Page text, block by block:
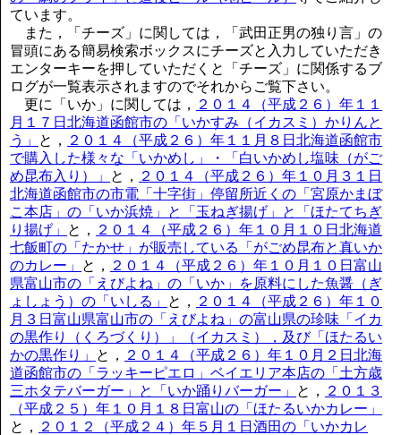
ています。
また，「チーズ」に関しては，「武田正男の独り言」の
冒頭にある簡易検索ボックスにチーズと入力していただき
エンターキーを押していただくと「チーズ」に関係するブ
ログが一覧表示されますのでそれからご覧下さい。
更に「いか」に関しては，
２０１４（平成２６）年１１
月１７日北海道函館市の「いかすみ（イカスミ）かりんと
う」
と，
２０１４（平成２６）年１１月８日北海道函館市
で購入した様々な「いかめし」・「白いかめし塩味（がご
め昆布入り）」
と，
２０１４（平成２６）年１０月３１日
北海道函館市の市電「十字街」停留所近くの「宮原かまぼ
こ本店」の「いか浜焼」と「玉ねぎ揚げ」と「ほたてちぎ
り揚げ」
と，
２０１４（平成２６）年１０月１０日北海道
七飯町の「たかせ」が販売している「がごめ昆布と真いか
のカレー」
と，
２０１４（平成２６）年１０月１０日富山
県富山市の「えびよね」の「いか」を原料にした魚醤（ぎ
ょしょう）の「いしる」
と，
２０１４（平成２６）年１０
月３日富山県富山市の「えびよね」の富山県の珍味「イカ
の黒作り（くろづくり）」（イカスミ），及び「ほたるい
かの黒作り」
と，
２０１４（平成２６）年１０月２日北海
道函館市の「ラッキーピエロ」ベイエリア本店の「土方歳
三ホタテバーガー」と「いか踊りバーガー」
と，
２０１３
（平成２５）年１０月１８日富山の「ほたるいかカレー」
と，
２０１２（平成２４）年５月１日酒田の「いかカレ